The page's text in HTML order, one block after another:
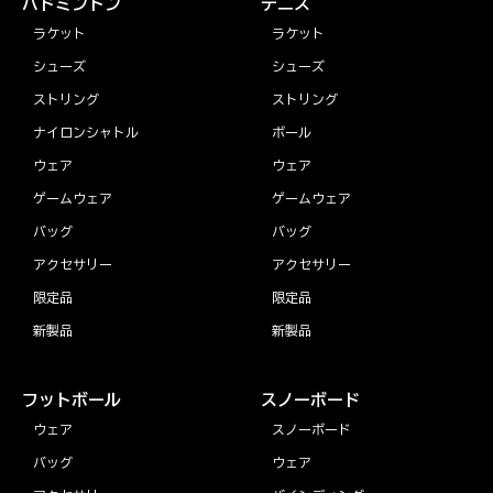
バドミントン
ラケット
シューズ
ストリング
ナイロンシャトル
ウェア
ゲームウェア
バッグ
アクセサリー
限定品
新製品
テニス
ラケット
シューズ
ストリング
ボール
ウェア
ゲームウェア
バッグ
アクセサリー
限定品
新製品
フットボール
ウェア
バッグ
スノーボード
スノーボード
ウェア